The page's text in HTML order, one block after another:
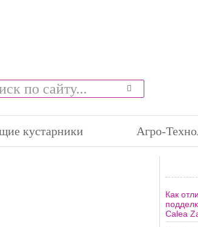
кустарники Агро-
Как
Calea